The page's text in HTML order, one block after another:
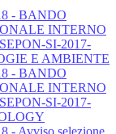
- BANDO
INTERNO
SI-2017-
E AMBIENTE
- BANDO
INTERNO
SI-2017-